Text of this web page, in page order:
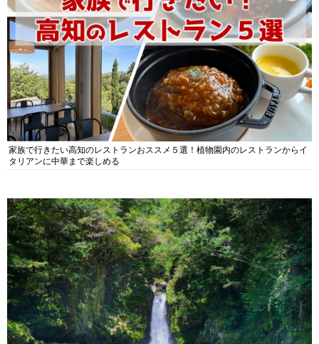
家族で行きたい高知のレストランおススメ５選！植物園内のレストランからイ
タリアンに中華まで楽しめる